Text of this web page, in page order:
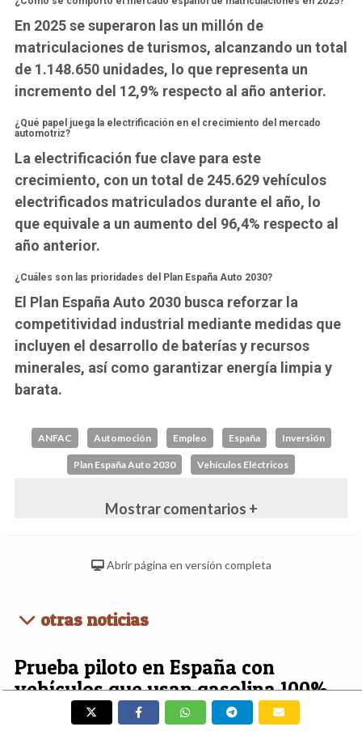
En 2025 se superaron las un millón de
matriculaciones de turismos, alcanzando un total
de 1.148.650 unidades, lo que representa un
incremento del 12,9% respecto al año anterior.
¿Qué papel juega la electrificación en el crecimiento del mercado
automotriz?
La electrificación fue clave para este
crecimiento, con un total de 245.629 vehículos
electrificados matriculados durante el año, lo
que equivale a un aumento del 96,4% respecto al
año anterior.
¿Cuáles son las prioridades del Plan España Auto 2030?
El Plan España Auto 2030 busca reforzar la
competitividad industrial mediante medidas que
incluyen el desarrollo de baterías y recursos
minerales, así como garantizar energía limpia y
barata.
ANFAC Automoción Empleo España Inversión
Plan España Auto 2030 Vehículos Eléctricos
Mostrar comentarios +
Abrir página en versión completa
otras noticias
Prueba piloto en España con
vehículos que usan gasolina 100%
renovable